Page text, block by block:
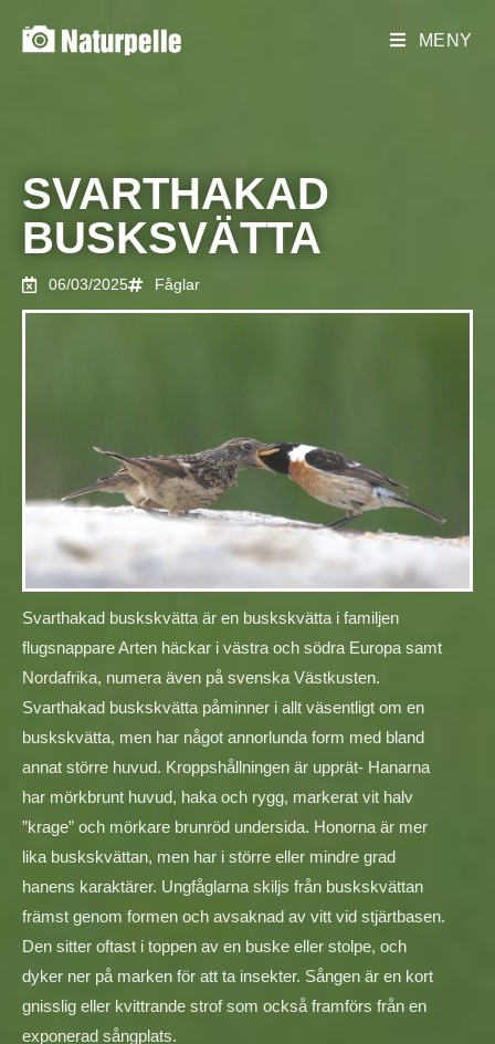
MENY
SVARTHAKAD
BUSKSVÄTTA
06/03/2025 Fåglar
Svarthakad buskskvätta är en buskskvätta i familjen
flugsnappare Arten häckar i västra och södra Europa samt
Nordafrika, numera även på svenska Västkusten.
Svarthakad buskskvätta påminner i allt väsentligt om en
buskskvätta, men har något annorlunda form med bland
annat större huvud. Kroppshållningen är upprät- Hanarna
har mörkbrunt huvud, haka och rygg, markerat vit halv
”krage” och mörkare brunröd undersida. Honorna är mer
lika buskskvättan, men har i större eller mindre grad
hanens karaktärer. Ungfåglarna skiljs från buskskvättan
främst genom formen och avsaknad av vitt vid stjärtbasen.
Den sitter oftast i toppen av en buske eller stolpe, och
dyker ner på marken för att ta insekter. Sången är en kort
gnisslig eller kvittrande strof som också framförs från en
exponerad sångplats.